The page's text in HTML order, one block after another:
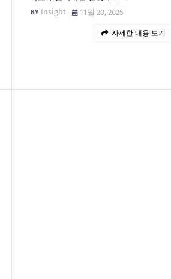
Insight
11월 20, 2025
자세한 내용 보기